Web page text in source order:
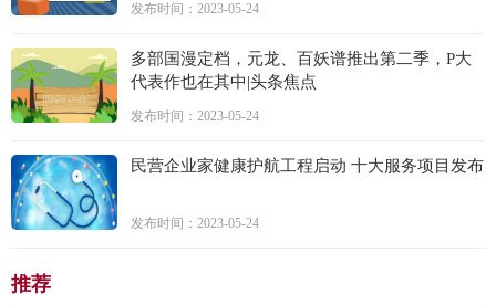
发布时间：2023-05-24
多部国漫定档，元龙、百妖谱推出第二季，P大
代表作也在其中|头条焦点
发布时间：2023-05-24
民营企业家健康护航工程启动 十大服务项目发布
发布时间：2023-05-24
推荐